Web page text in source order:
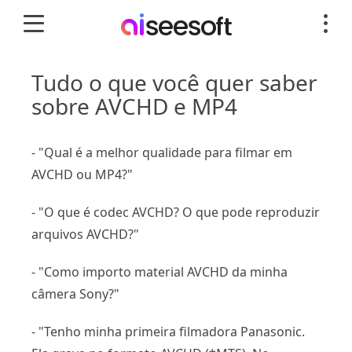
Tudo o que você quer saber
sobre AVCHD e MP4
- "Qual é a melhor qualidade para filmar em
AVCHD ou MP4?"
- "O que é codec AVCHD? O que pode reproduzir
arquivos AVCHD?"
- "Como importo material AVCHD da minha
câmera Sony?"
- "Tenho minha primeira filmadora Panasonic.